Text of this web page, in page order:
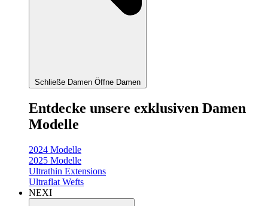
Schließe Damen Öffne Damen
Entdecke unsere exklusiven Damen
Modelle
2024 Modelle
2025 Modelle
Ultrathin Extensions
Ultraflat Wefts
NEXI